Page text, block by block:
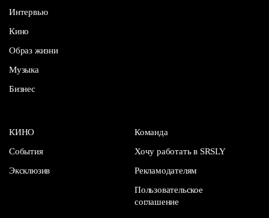
Интервью
Кино
Образ жизни
Музыка
Бизнес
КИНО
События
Эксклюзив
Команда
Хочу работать в SRSLY
Рекламодателям
Пользовательское
соглашение